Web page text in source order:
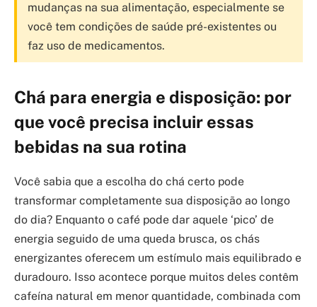
mudanças na sua alimentação, especialmente se
você tem condições de saúde pré-existentes ou
faz uso de medicamentos.
Chá para energia e disposição: por
que você precisa incluir essas
bebidas na sua rotina
Você sabia que a escolha do chá certo pode
transformar completamente sua disposição ao longo
do dia? Enquanto o café pode dar aquele ‘pico’ de
energia seguido de uma queda brusca, os chás
energizantes oferecem um estímulo mais equilibrado e
duradouro. Isso acontece porque muitos deles contêm
cafeína natural em menor quantidade, combinada com